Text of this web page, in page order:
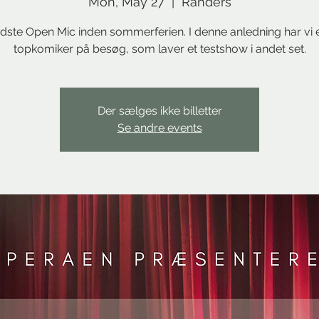
Open Mic inden sommerferien. I denne anledning har vi
topkomiker på besøg, som laver et testshow i andet set.
Der sælges ikke billetter
Se andre events